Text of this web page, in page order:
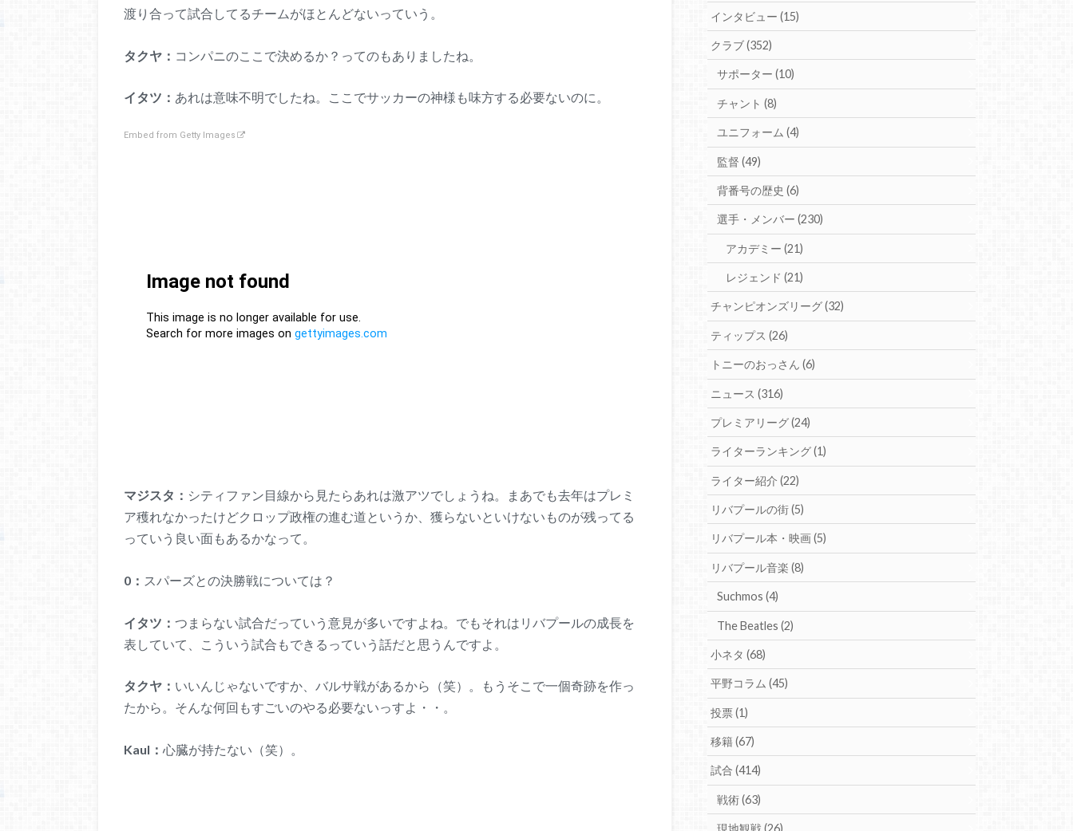
渡り合って試合してるチームがほとんどないっていう。
タクヤ： コンパニのここで決めるか？ってのもありましたね。
イタツ： あれは意味不明でしたね。ここでサッカーの神様も味方する必要ないのに。
Embed from Getty Images
マジスタ： シティファン目線から見たらあれは激アツでしょうね。まあでも去年はプレミ
ア穫れなかったけどクロップ政権の進む道というか、獲らないといけないものが残ってる
っていう良い面もあるかなって。
0： スパーズとの決勝戦については？
イタツ： つまらない試合だっていう意見が多いですよね。でもそれはリバプールの成長を
表していて、こういう試合もできるっていう話だと思うんですよ。
タクヤ： いいんじゃないですか、バルサ戦があるから（笑）。もうそこで一個奇跡を作っ
たから。そんな何回もすごいのやる必要ないっすよ・・。
Kaul： 心臓が持たない（笑）。
インタビュー(15)
クラブ(352)
サポーター (10)
チャント (8)
ユニフォーム (4)
監督 (49)
背番号の歴史 (6)
選手・メンバー (230)
アカデミー(21)
レジェンド(21)
チャンピオンズリーグ(32)
ティップス(26)
トニーのおっさん(6)
ニュース(316)
プレミアリーグ(24)
ライターランキング(1)
ライター紹介(22)
リバプールの街(5)
リバプール本・映画(5)
リバプール音楽(8)
Suchmos (4)
The Beatles (2)
小ネタ(68)
平野コラム(45)
投票(1)
移籍(67)
試合(414)
戦術(63)